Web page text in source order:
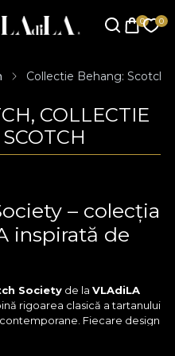
Collectie Behang: Scotch
COLLECTIE
– colecția
inspirată de
Society de la VLAdiLA
rigoarea clasică a tartanului
Fiecare design